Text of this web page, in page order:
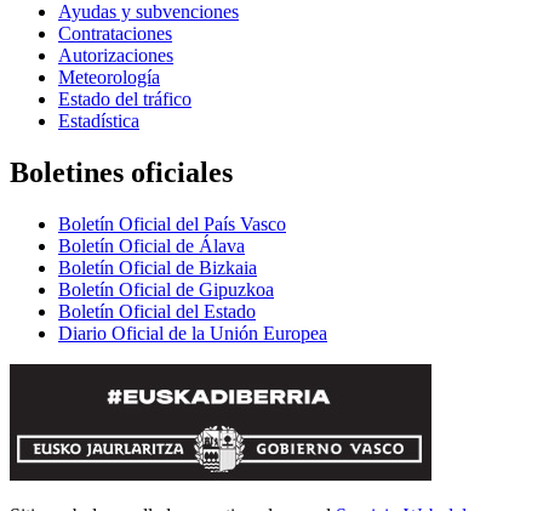
Ayudas y subvenciones
Contrataciones
Autorizaciones
Meteorología
Estado del tráfico
Estadística
Boletines oficiales
Boletín Oficial del País Vasco
Boletín Oficial de Álava
Boletín Oficial de Bizkaia
Boletín Oficial de Gipuzkoa
Boletín Oficial del Estado
Diario Oficial de la Unión Europea